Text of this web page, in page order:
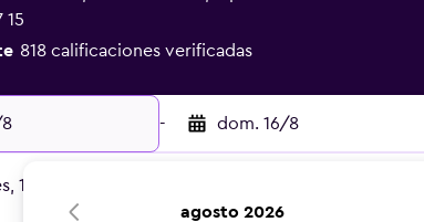
15
818 calificaciones verificadas
- dom. 16/8
1 habitación
agosto 2026